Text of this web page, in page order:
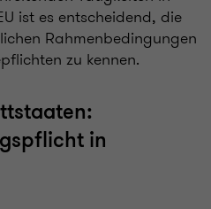
ist es entscheidend, die
Rahmenbedingungen
zu kennen.
in